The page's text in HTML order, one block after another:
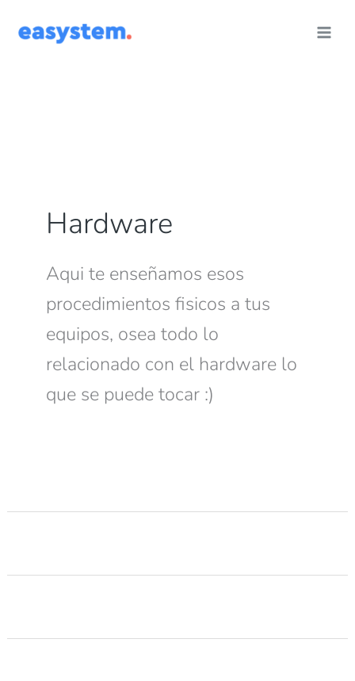
Hardware
Aqui te enseñamos esos
procedimientos fisicos a tus
equipos, osea todo lo
relacionado con el hardware lo
que se puede tocar :)